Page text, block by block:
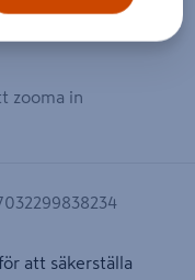
zooma in
att säkerställa